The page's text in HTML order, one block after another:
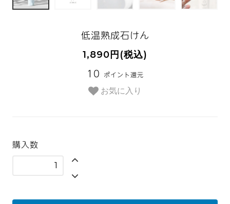
低温熟成石けん
1,890円(税込)
10 ポイント還元
お気に入り
購入数